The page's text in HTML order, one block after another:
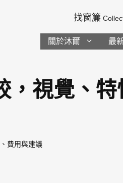
找窗簾
關於沐爾 最
視覺、特
費用與建議